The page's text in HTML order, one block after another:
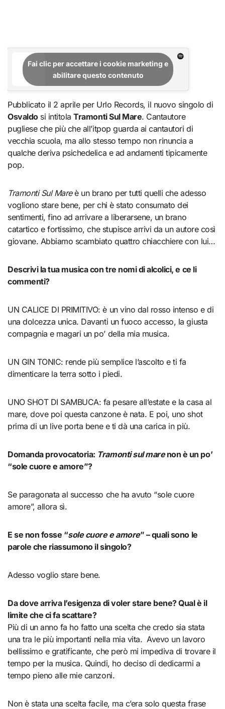
Fai clic per accettare i cookie marketing e
abilitare questo contenuto
Pubblicato il 2 aprile per Urlo Records, il nuovo singolo di
Osvaldosi intitolaTramonti Sul Mare. Cantautore
pugliese che più che all’itpop guarda ai cantautori di
vecchia scuola, ma allo stesso tempo non rinuncia a
qualche deriva psichedelica e ad andamenti tipicamente
pop.
Tramonti Sul Mareè un brano per tutti quelli che adesso
vogliono stare bene, per chi è stato consumato dei
sentimenti, fino ad arrivare a liberarsene, un brano
catartico e fortissimo, che stupisce arrivi da un autore così
giovane. Abbiamo scambiato quattro chiacchiere con lui…
Descrivi la tua musica con tre nomi di alcolici, e ce li
commenti?
UN CALICE DI PRIMITIVO: è un vino dal rosso intenso e di
una dolcezza unica. Davanti un fuoco accesso, la giusta
compagnia e magari un po’ della mia musica.
UN GIN TONIC: rende più semplice l’ascolto e ti fa
dimenticare la terra sotto i piedi.
UNO SHOT DI SAMBUCA: fa pesare all’estate e la casa al
mare, dove poi questa canzone è nata. E poi, uno shot
prima di un live porta bene e ti dà una carica in più.
Domanda provocatoria: Tramonti sul marenon è un po’
“sole cuore e amore”?
Se paragonata al successo che ha avuto “sole cuore
amore”, allora sì.
E se non fosse “sole cuore e amore” – quali sono le
parole che riassumono il singolo?
Adesso voglio stare bene.
Da dove arriva l’esigenza di voler stare bene? Qual è il
limite che ci fa scattare?
Più di un anno fa ho fatto una scelta che credo sia stata
una tra le più importanti nella mia vita. Avevo un lavoro
bellissimo e gratificante, che però mi impediva di trovare il
tempo per la musica. Quindi, ho deciso di dedicarmi a
tempo pieno alle mie canzoni.
Non è stata una scelta facile, ma c’era solo questa frase